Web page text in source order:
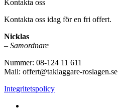
Kontakta oss
Kontakta oss idag för en fri offert.
Nicklas
– Samordnare
Nummer: 08-124 11 611
Mail: offert@taklaggare-roslagen.se
Integritetspolicy